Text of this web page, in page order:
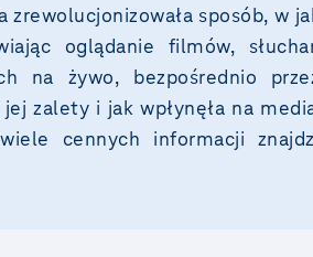
sposób, w
oglądanie filmów,
na żywo, bezpośrednio
zalety i jak wpłynęła na
cennych informacji